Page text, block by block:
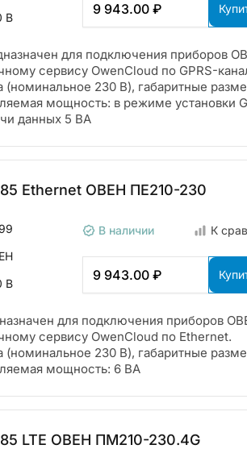
В
9 943.00 ₽
для подключения приборов
сервису OwenCloud по GPRS-
230 В), габаритные
мощность: в режиме установки
данных 5 ВА
Ethernet ОВЕН ПЕ210-230
В
В наличии К
9 943.00 ₽
для подключения приборов
сервису OwenCloud по Ethernet.
230 В), габаритные
мощность: 6 ВА
LTE ОВЕН ПМ210-230.4G